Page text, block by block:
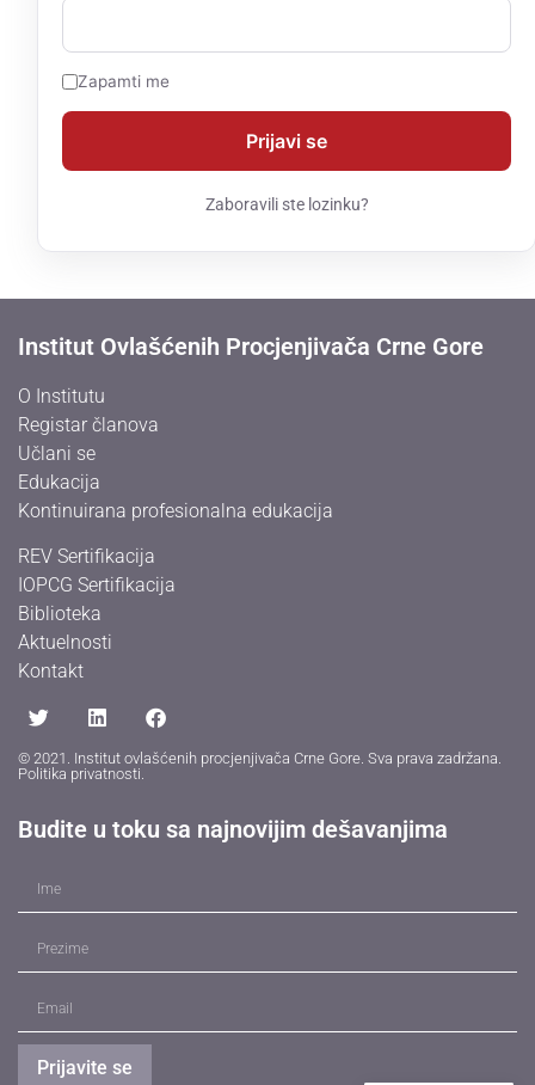
Zapamti me
Zaboravili ste lozinku?
Institut Ovlašćenih Procjenjivača Crne Gore
O Institutu
Registar članova
Učlani se
Edukacija
Kontinuirana profesionalna edukacija
REV Sertifikacija
IOPCG Sertifikacija
Biblioteka
Aktuelnosti
Kontakt
© 2021. Institut ovlašćenih procjenjivača Crne Gore. Sva prava zadržana.
Politika privatnosti
Budite u toku sa najnovijim dešavanjima
Prijavite se